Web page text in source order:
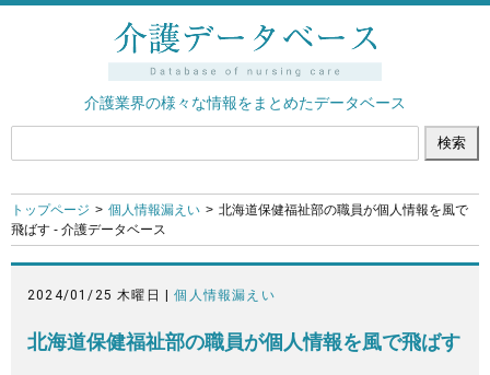
介護業界の様々な情報をまとめたデータベース
トップページ 個人情報漏えい
北海道保健福祉部の職員が個人情報を風で
飛ばす - 介護データベース
2024/01/25 木曜日 |個人情報漏えい
北海道保健福祉部の職員が個人情報を風で飛ばす